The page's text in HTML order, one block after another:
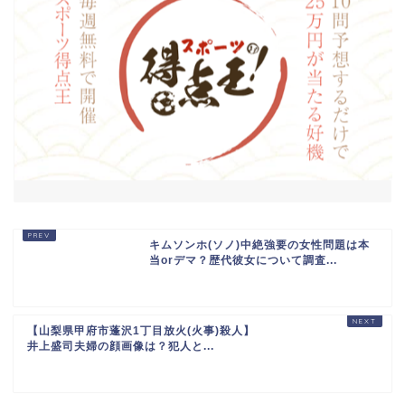
キムソンホ(ソノ)中絶強要の女性問題は本
当orデマ？歴代彼女について調査...
【山梨県甲府市蓬沢1丁目放火(火事)殺人】
井上盛司夫婦の顔画像は？犯人と...